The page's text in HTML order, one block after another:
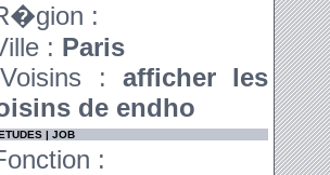
:
: Paris
: afficher les
de endho
| JOB
: